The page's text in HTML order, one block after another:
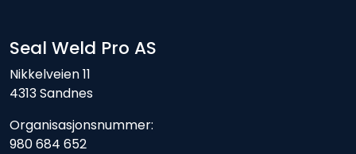
Seal Weld Pro AS
Nikkelveien 11
4313 Sandnes
Organisasjonsnummer:
980 684 652